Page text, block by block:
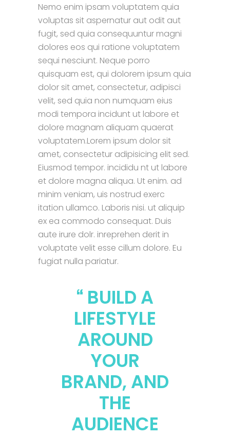
Nemo enim ipsam voluptatem quia
voluptas sit aspernatur aut odit aut
fugit, sed quia consequuntur magni
dolores eos qui ratione voluptatem
sequi nesciunt. Neque porro
quisquam est, qui dolorem ipsum quia
dolor sit amet, consectetur, adipisci
velit, sed quia non numquam eius
modi tempora incidunt ut labore et
dolore magnam aliquam quaerat
voluptatem.Lorem ipsum dolor sit
amet, consectetur adipisicing elit sed.
Eiusmod tempor. incididu nt ut labore
et dolore magna aliqua. Ut enim. ad
minim veniam, uis nostrud exerc
itation ullamco. Laboris nisi. ut aliquip
ex ea commodo consequat. Duis
aute irure dolr. inreprehen derit in
voluptate velit esse cillum dolore. Eu
fugiat nulla pariatur.
BUILD A
LIFESTYLE
AROUND
YOUR
BRAND, AND
THE
AUDIENCE